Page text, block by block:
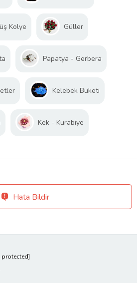
Kolye Güller
Papatya - Gerbera
Kelebek Buketi
Kek - Kurabiye
Hata Bildir